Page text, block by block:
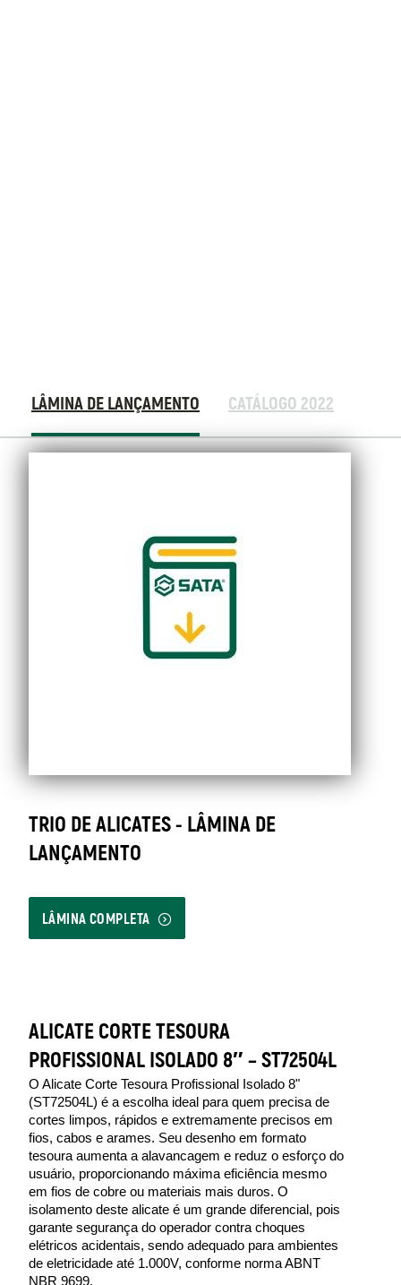
Materiais
Extras
LÂMINA DE LANÇAMENTO CATÁLOGO 2022
TRIO DE ALICATES - LÂMINA DE
LANÇAMENTO
LÂMINA COMPLETA
ALICATE CORTE TESOURA
PROFISSIONAL ISOLADO 8″ – ST72504L
O Alicate Corte Tesoura Profissional Isolado 8"
(ST72504L) é a escolha ideal para quem precisa de
cortes limpos, rápidos e extremamente precisos em
fios, cabos e arames. Seu desenho em formato
tesoura aumenta a alavancagem e reduz o esforço do
usuário, proporcionando máxima eficiência mesmo
em fios de cobre ou materiais mais duros. O
isolamento deste alicate é um grande diferencial, pois
garante segurança do operador contra choques
elétricos acidentais, sendo adequado para ambientes
de eletricidade até 1.000V, conforme norma ABNT
NBR 9699.